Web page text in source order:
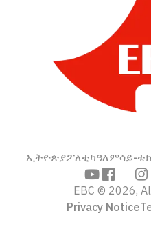
ኢትዮጵያፖለቲካዓለምሳይ-ቴክ
EBC © 2026,
Privacy Notice